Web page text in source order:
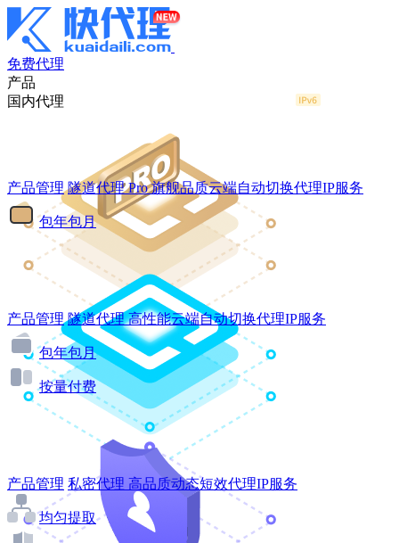
免费代理
产品
国内代理
产品管理 隧道代理Pro 旗舰品质云端自动切换代理IP服务
包年包月
产品管理 隧道代理 高性能云端自动切换代理IP服务
包年包月
按量付费
产品管理 私密代理 高品质动态短效代理IP服务
均匀提取